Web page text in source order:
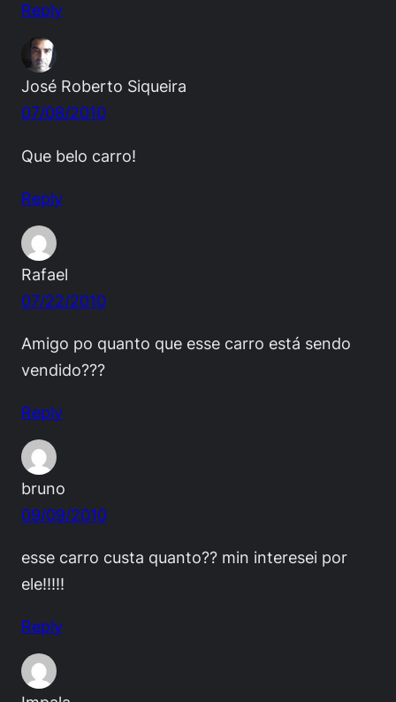
Reply
José Roberto Siqueira
07/08/2010
Que belo carro!
Reply
Rafael
07/22/2010
Amigo po quanto que esse carro está sendo
vendido???
Reply
bruno
09/09/2010
esse carro custa quanto?? min interesei por
ele!!!!!
Reply